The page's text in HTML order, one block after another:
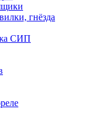
гнёзда
СИП